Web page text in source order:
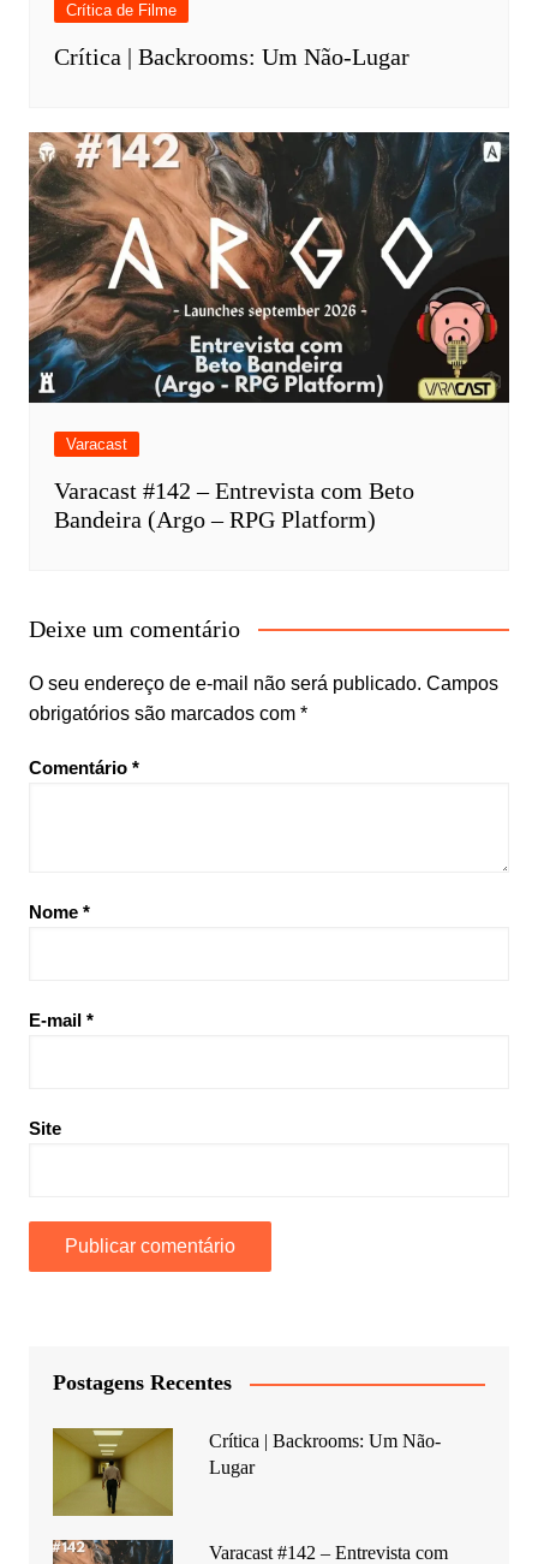
Crítica de Filme
Crítica | Backrooms: Um Não-Lugar
Varacast
Varacast #142 – Entrevista com Beto
Bandeira (Argo – RPG Platform)
Deixe um comentário
O seu endereço de e-mail não será publicado. Campos
obrigatórios são marcados com *
Comentário *
Nome *
E-mail *
Site
Postagens Recentes
Crítica | Backrooms: Um Não-
Lugar
Varacast #142 – Entrevista com